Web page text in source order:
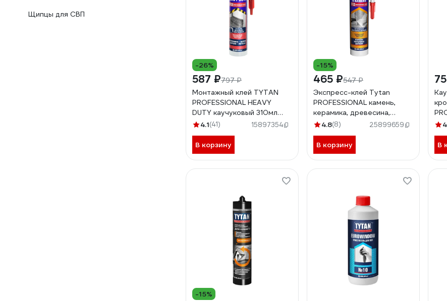
Щипцы для СВП
-26%
587 ₽797 ₽
Монтажный клей TYTAN
PROFESSIONAL HEAVY
DUTY каучуковый 310мл
62963 44015
4.1(41) 15897354
В корзину
-15%
465 ₽547 ₽
Экспресс-клей Tytan
PROFESSIONAL камень,
керамика, древесина,
белый, 310 мл 16134 247385
4.8(8) 25899659
В корзину В
-15%